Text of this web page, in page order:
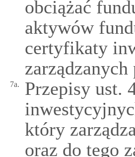
obciążać
aktywów
certyfikaty
7a.
Przepisy ust.
który
oraz do tego